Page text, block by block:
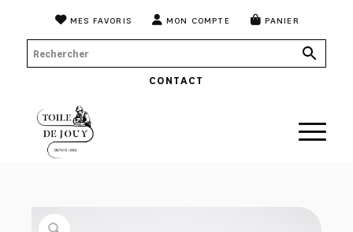
MES FAVORIS MON COMPTE PANIER
CONTACT